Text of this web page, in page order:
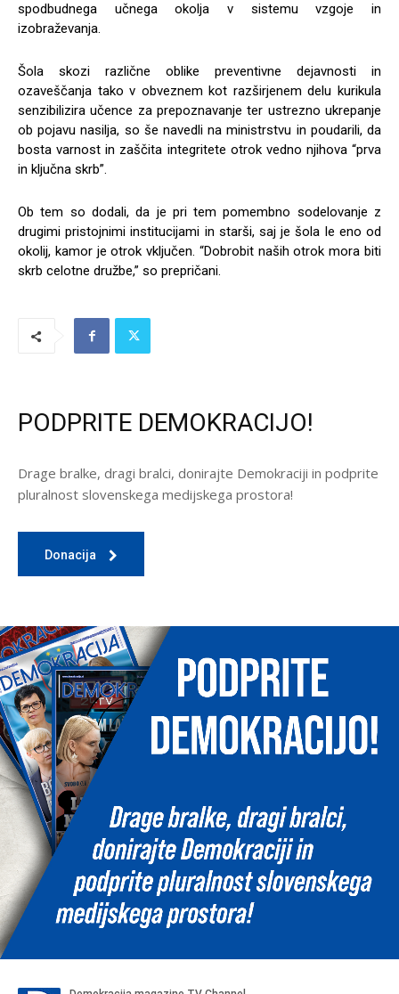
spodbudnega učnega okolja v sistemu vzgoje in
izobraževanja.
Šola skozi različne oblike preventivne dejavnosti in
ozaveščanja tako v obveznem kot razširjenem delu kurikula
senzibilizira učence za prepoznavanje ter ustrezno ukrepanje
ob pojavu nasilja, so še navedli na ministrstvu in poudarili, da
bosta varnost in zaščita integritete otrok vedno njihova “prva
in ključna skrb”.
Ob tem so dodali, da je pri tem pomembno sodelovanje z
drugimi pristojnimi institucijami in starši, saj je šola le eno od
okolij, kamor je otrok vključen. “Dobrobit naših otrok mora biti
skrb celotne družbe,” so prepričani.
PODPRITE DEMOKRACIJO!
Drage bralke, dragi bralci, donirajte Demokraciji in podprite
pluralnost slovenskega medijskega prostora!
Donacija